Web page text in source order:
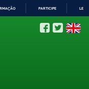
PARTICIPE